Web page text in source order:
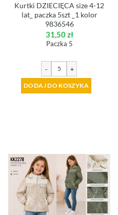
Kurtki DZIECIĘCA size 4-12
lat_ paczka 5szt _1 kolor
9836546
31,50zł
Paczka 5
- +
DODAJ DO KOSZYKA